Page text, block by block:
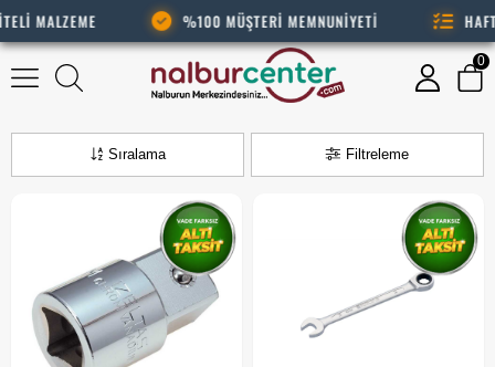
MALZEME %100 MÜŞTERİ MEMNUNİYETİ
0
Filtreleme
Sıralama